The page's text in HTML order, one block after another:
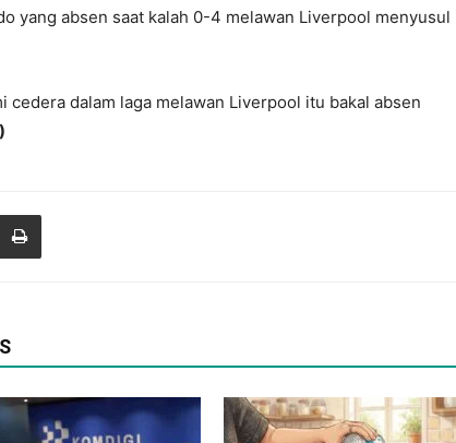
yang absen saat kalah 0-4 melawan Liverpool menyusul
cedera dalam laga melawan Liverpool itu bakal absen